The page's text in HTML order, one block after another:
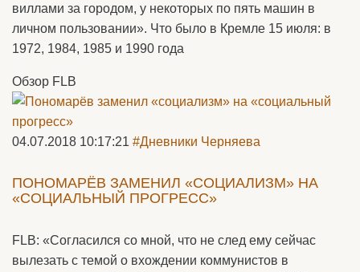
виллами за городом, у некоторых по пять машин в
личном пользовании». Что было в Кремле 15 июля: в
1972, 1984, 1985 и 1990 года
Обзор FLB
04.07.2018 10:17:21 #Дневники Черняева
ПОНОМАРЁВ ЗАМЕНИЛ «СОЦИАЛИЗМ» НА
«СОЦИАЛЬНЫЙ ПРОГРЕСС»
FLB: «Согласился со мной, что не след ему сейчас
вылезать с темой о вхождении коммунистов в